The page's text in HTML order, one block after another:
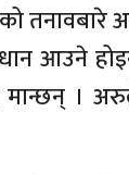
तनावबारे
आउने
।